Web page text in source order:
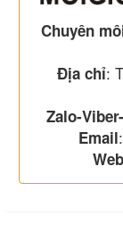
Chuyên
Địa chỉ:
Zalo-
Email